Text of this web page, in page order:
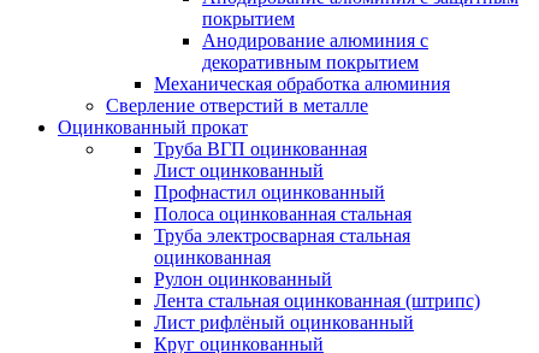
покрытием
Анодирование алюминия с
декоративным покрытием
Механическая обработка алюминия
Сверление отверстий в металле
Оцинкованный прокат
Труба ВГП оцинкованная
Лист оцинкованный
Профнастил оцинкованный
Полоса оцинкованная стальная
Труба электросварная стальная
оцинкованная
Рулон оцинкованный
Лента стальная оцинкованная (штрипс)
Лист рифлёный оцинкованный
Круг оцинкованный